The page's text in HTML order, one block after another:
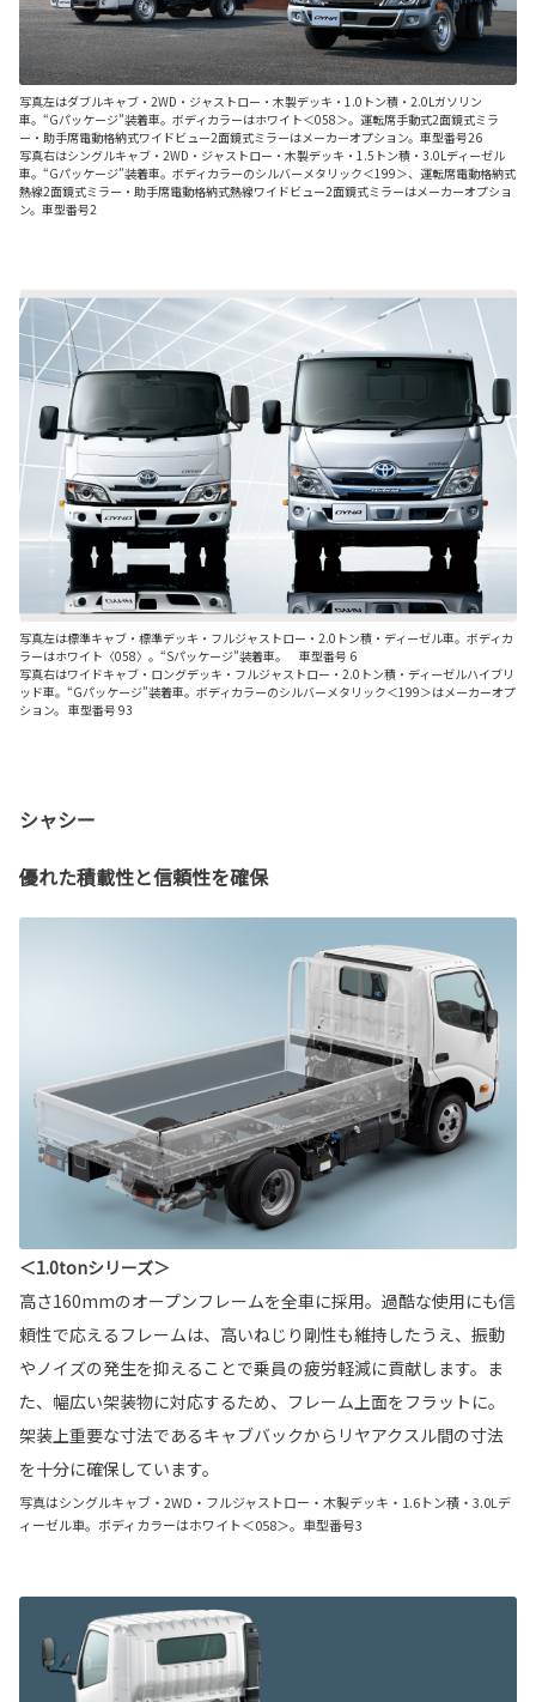
写真左はダブルキャブ・2WD・ジャストロー・木製デッキ・1.0トン積・2.0Lガソリン
車。“Gパッケージ”装着車。ボディカラーはホワイト＜058＞。運転席手動式2面鏡式ミラ
ー・助手席電動格納式ワイドビュー2面鏡式ミラーはメーカーオプション。車型番号26
写真右はシングルキャブ・2WD・ジャストロー・木製デッキ・1.5トン積・3.0Lディーゼル
車。“Gパッケージ”装着車。ボディカラーのシルバーメタリック＜199＞、運転席電動格納式
熱線2面鏡式ミラー・助手席電動格納式熱線ワイドビュー2面鏡式ミラーはメーカーオプショ
ン。車型番号2
写真左は標準キャブ・標準デッキ・フルジャストロー・2.0トン積・ディーゼル車。ボディカ
ラーはホワイト〈058〉。“Sパッケージ”装着車。 車型番号 6
写真右はワイドキャブ・ロングデッキ・フルジャストロー・2.0トン積・ディーゼルハイブリ
ッド車。“Gパッケージ”装着車。ボディカラーのシルバーメタリック＜199＞はメーカーオプ
ション。 車型番号 93
シャシー
優れた積載性と信頼性を確保
＜1.0tonシリーズ＞
高さ160mmのオープンフレームを全車に採用。過酷な使用にも信
頼性で応えるフレームは、高いねじり剛性も維持したうえ、振動
やノイズの発生を抑えることで乗員の疲労軽減に貢献します。ま
た、幅広い架装物に対応するため、フレーム上面をフラットに。
架装上重要な寸法であるキャブバックからリヤアクスル間の寸法
を十分に確保しています。
写真はシングルキャブ・2WD・フルジャストロー・木製デッキ・1.6トン積・3.0Lデ
ィーゼル車。ボディカラーはホワイト＜058＞。車型番号3